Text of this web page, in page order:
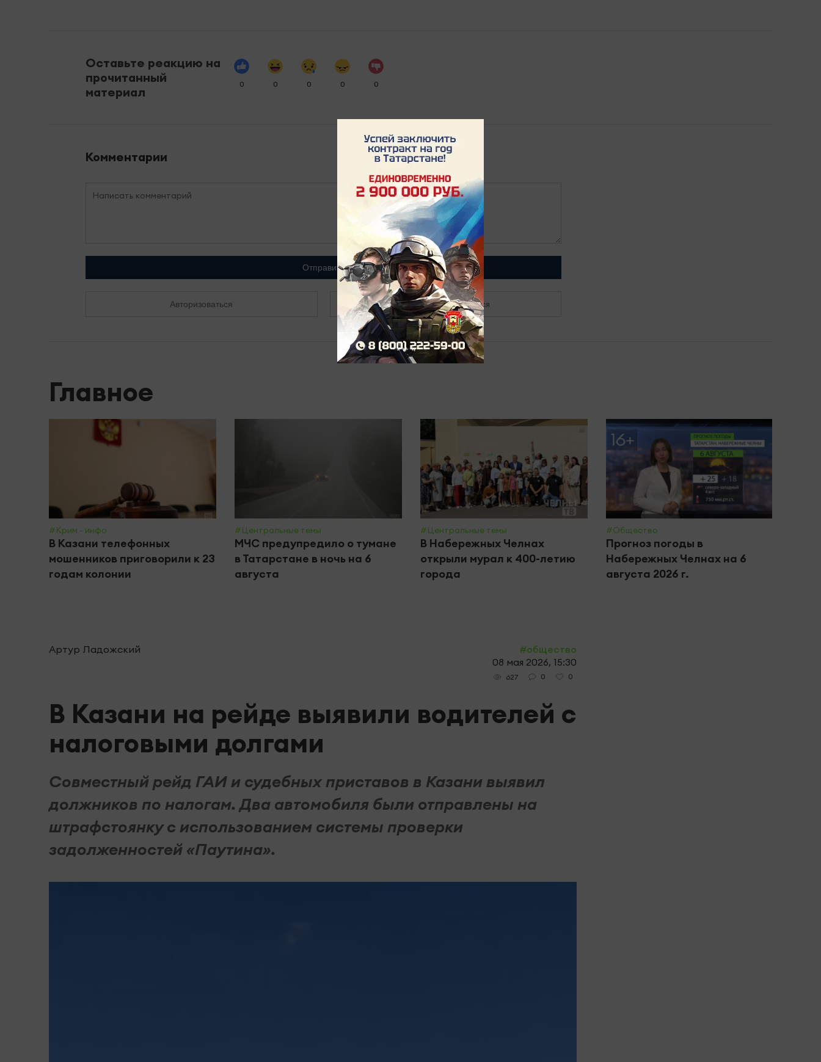
Оставьте реакцию на
прочитанный
материал
0 0 0 0 0
Комментарии
Отправить
Авторизоваться Зарегистрироваться
Главное
#Крим - инфо
В Казани телефонных
мошенников приговорили к 23
годам колонии
#Центральные темы
МЧС предупредило о тумане
в Татарстане в ночь на 6
августа
#Центральные темы
В Набережных Челнах
открыли мурал к 400-летию
города
#Общество
Прогноз погоды в
Набережных Челнах на 6
августа 2026 г.
Артур Ладожский
#общество
08 мая 2026, 15:30
627 0 0
В Казани на рейде выявили водителей с
налоговыми долгами
Совместный рейд ГАИ и судебных приставов в Казани выявил
должников по налогам. Два автомобиля были отправлены на
штрафстоянку с использованием системы проверки
задолженностей «Паутина».